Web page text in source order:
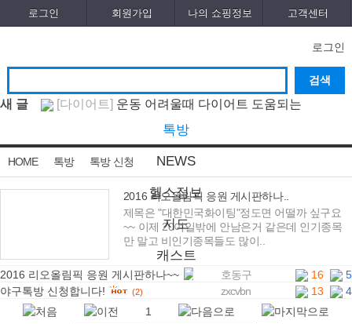
로그인 회원가입 나의 쇼핑정보 고객센터
로그인
새 글 [다이어트] 운동 어려울때 다이어트 도움되는
컬럼비아, 자연 분해되는 ‘지구의 ..
22][패션/유행] ITZY 류진, 동해안 산불 피해 성금
5..[04-12]
[보도자료/칼럼]
GS25, 워너브라더스와 배트맨콜라
·..[04-05]
[건강] 봄철 자살률 증가, 10대 청소년이 위..
향긋한 봄내음 가득 제철나물, 효능..[03-29]
봄에 심해지는 알레르기 비염 예방수..[03-
[보도자료/칼럼] 오뚜기, 브랜드 경험 공간 ‘오키친
.. [03-28]
[보도자료/칼럼] GS25, 하이트진로와 손잡고 ‘갓생
폭..[05-24]
[건강] 무조건 탄수화물 끊기? 당류부터 줄.. [05-19]
톡방
NEWS
헬스정보
지도
캐스트
HOME 톡방 톡방 신청
2016 리오올림픽 응원 게시판하나..
제목은 "대한민국화이팅"정도면 어떨까 싶구요
~~ 이제 20여일밖에 안남은거 같은데 인기종목
만 말고 비인기종목들도 많이..
글쓰기
2016 리오올림픽 응원 게시판하나~~ 호동구 16
5
야구톡방 신청합니다!
(2) zxcvbn 13
4
1